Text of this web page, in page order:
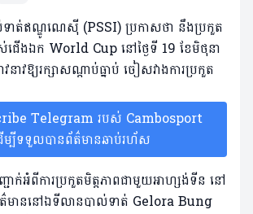
ាត់​ឥណ្ឌូណេស៊ី (PSSI) ប្រកាស​ថា នឹង​ប្រកួត​
ជើង​ឯក World Cup នៅ​ថ្ងៃ​ទី 19 ខែ​មិថុនា
ាវ​ឱ្យ​រក្សា​សណ្ដាប់​ធ្នាប់​ ចៀស​វាងការ​ប្រកួត​
Telegram របស់ Cambosport
ម្បីទទួលបានព័ត៌មានឆាប់រហ័ស
ក់​​អំពី​ការ​ប្រកួត​មិត្ត​ភាព​ជាមួយ​អាហ្សង់ទីន​ នៅ​
មាន​នៅ​ឯ​ទីលាន​បាល់​ទាត់ Gelora Bung